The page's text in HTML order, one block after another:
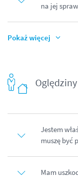
na jej
Pokaż więcej
Jestem
muszę być
Mam